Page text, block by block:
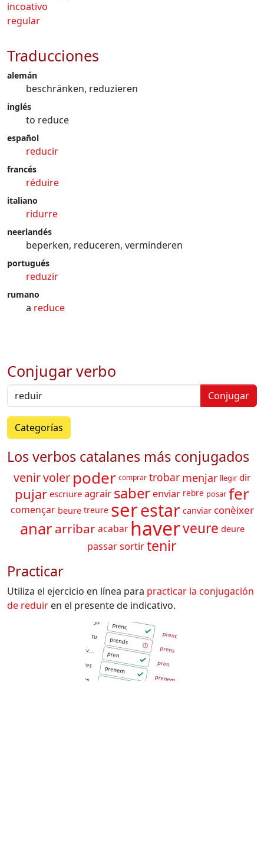
incoativo
regular
Traducciones
alemán
beschränken, reduzieren
inglés
to reduce
español
reducir
francés
réduire
italiano
ridurre
neerlandés
beperken, reduceren, verminderen
portugués
reduzir
rumano
a reduce
Conjugar verbo
Conjugar
Categorías
Los verbos catalanes más conjugados
venirvoler poder comprar trobar menjar llegir dir
pujar escriure agrair saber enviar rebre posar fer
començar beure treure serestar canviar conèixer
anar arribar acabar haverveure deure
passarsortirtenir
Practicar
Utiliza el ejercicio en línea para practicar la conjugación
de reduir en el presente de indicativo.